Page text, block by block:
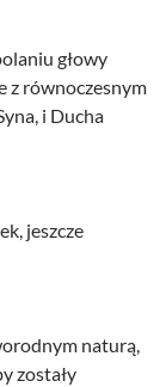
głowy
z równoczesnym
i Ducha
jeszcze
naturą,
zostały